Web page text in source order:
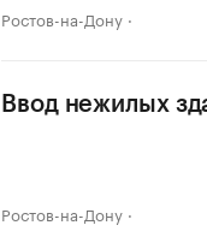
Ростов-на-Дону
Ввод нежилых
Ростов-на-Дону